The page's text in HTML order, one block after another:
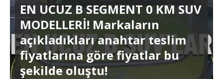
EN UCUZ B SEGMENT 0 KM SUV
MODELLERİ! Markaların
açıkladıkları anahtar teslim
fiyatlarına göre fiyatlar bu
şekilde oluştu!